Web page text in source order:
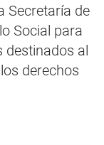
Secretaría de
Social para
al
derechos